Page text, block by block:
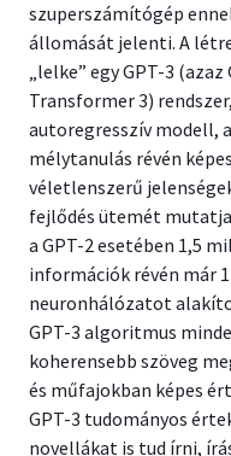
szuperszámítógép
állomását jelenti. A
„lelke” egy GPT-3
Transformer 3)
autoregresszív modell,
mélytanulás révén
véletlenszerű
fejlődés ütemét
a GPT-2 esetében 1,5
információk révén már
neuronhálózatot
GPT-3 algoritmus
koherensebb szöveg
és műfajokban képes
GPT-3 tudományos
novellákat is tud írni,